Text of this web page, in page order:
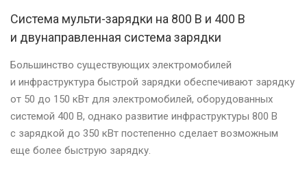
Система мульти-зарядки на 800 В и 400 В
и двунаправленная система зарядки
Большинство существующих электромобилей
и инфраструктура быстрой зарядки обеспечивают зарядку
от 50 до 150 кВт для электромобилей, оборудованных
системой 400 В, однако развитие инфраструктуры 800 В
с зарядкой до 350 кВт постепенно сделает возможным
еще более быструю зарядку.